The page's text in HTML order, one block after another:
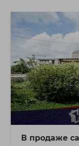
В продаже